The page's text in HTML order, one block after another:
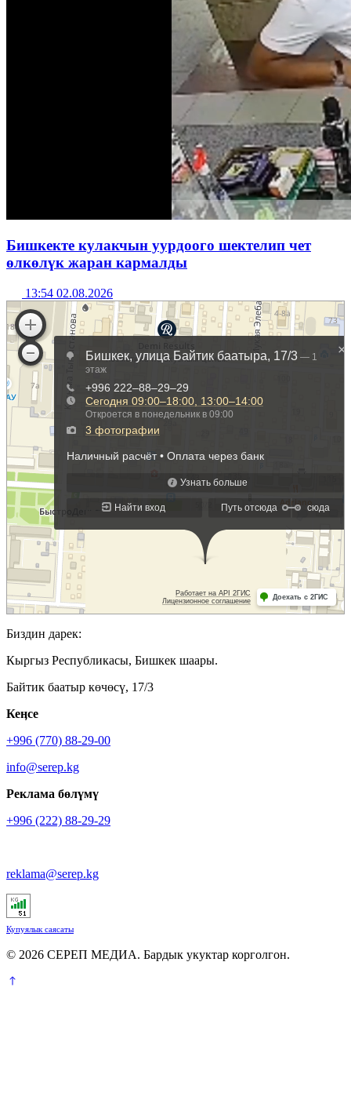
Бишкекте кулакчын уурдоого шектелип чет
өлкөлүк жаран кармалды
13:54 02.08.2026
Биздин дарек:
Кыргыз Республикасы, Бишкек шаары.
Байтик баатыр көчөсү, 17/3
Кеӊсе
+996 (770) 88-29-00
info@serep.kg
Реклама бөлүмү
+996 (222) 88-29-29
reklama@serep.kg
Купуялык саясаты
© 2026 СЕРЕП МЕДИА. Бардык укуктар корголгон.